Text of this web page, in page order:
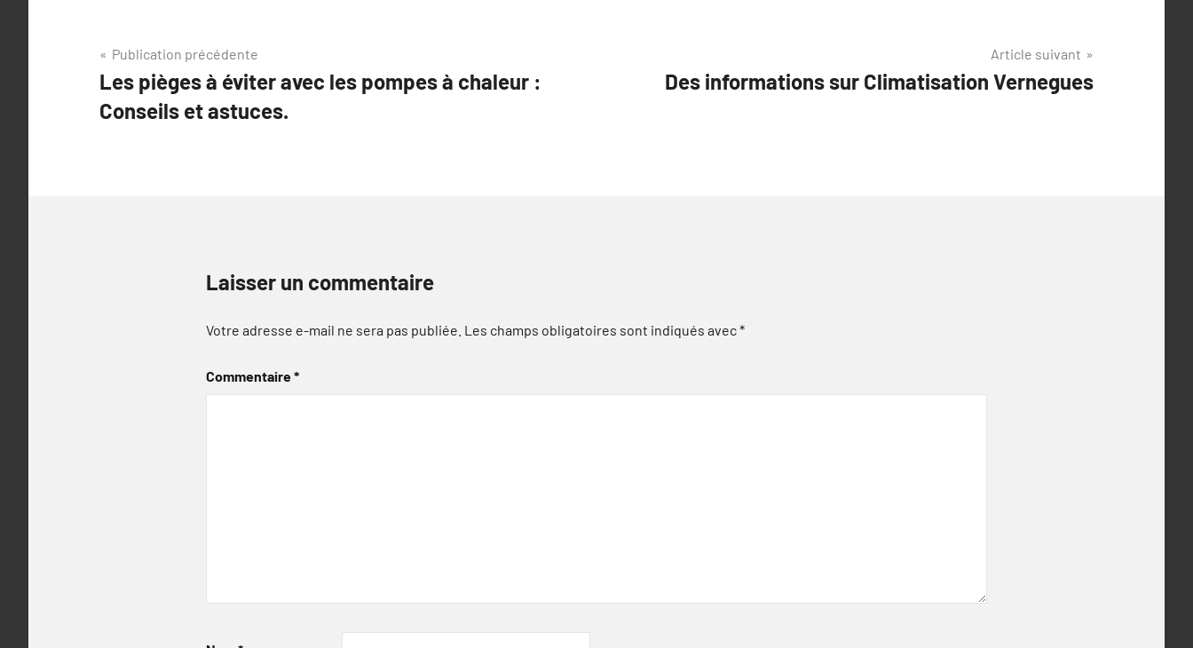
Navigation
de
l’article
Publication précédente
Les pièges à éviter avec les pompes à chaleur :
Conseils et astuces.
Article suivant
Des informations sur Climatisation Vernegues
Laisser un commentaire
Votre adresse e-mail ne sera pas publiée. Les champs obligatoires sont indiqués avec*
Commentaire*